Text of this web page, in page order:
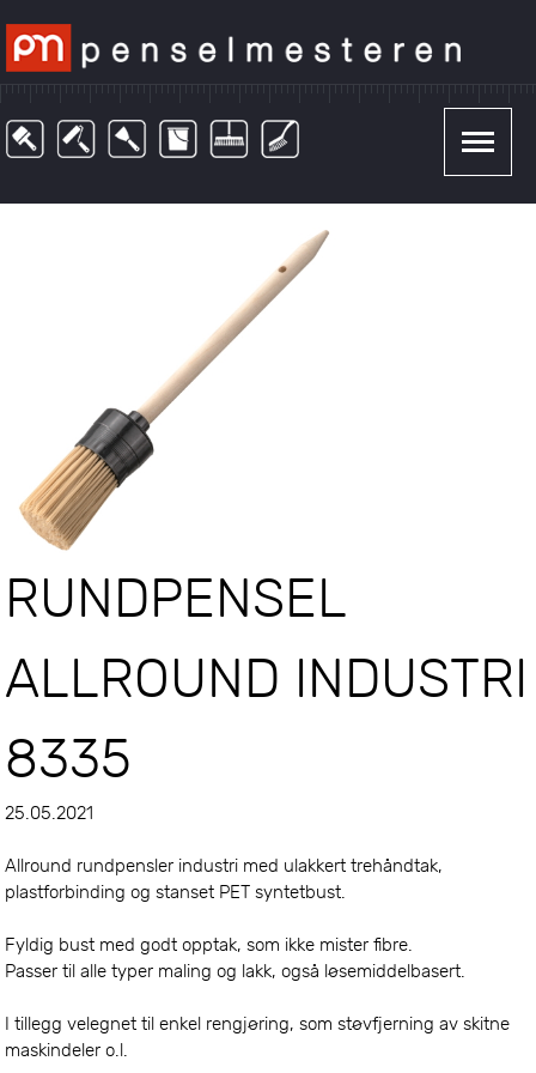
RUNDPENSEL
ALLROUND INDUSTRI
8335
25.05.2021
Allround rundpensler industri med ulakkert trehåndtak,
plastforbinding og stanset PET syntetbust.
Fyldig bust med godt opptak, som ikke mister fibre.
Passer til alle typer maling og lakk, også løsemiddelbasert.
I tillegg velegnet til enkel rengjøring, som støvfjerning av skitne
maskindeler o.l.